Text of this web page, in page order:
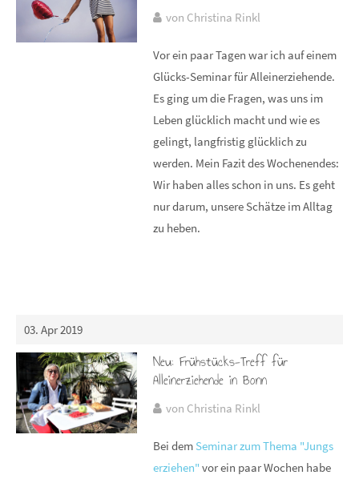
von Christina Rinkl
Vor ein paar Tagen war ich auf einem
Glücks-Seminar für Alleinerziehende.
Es ging um die Fragen, was uns im
Leben glücklich macht und wie es
gelingt, langfristig glücklich zu
werden. Mein Fazit des Wochenendes:
Wir haben alles schon in uns. Es geht
nur darum, unsere Schätze im Alltag
zu heben.
03. Apr 2019
Neu: Frühstücks-Treff für
Alleinerziehende in Bonn
von Christina Rinkl
Bei dem Seminar zum Thema "Jungs
erziehen" vor ein paar Wochen habe